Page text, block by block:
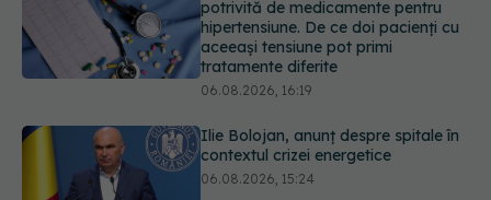
06.08.2026, 16:19
Ilie Bolojan, anunț despre spitale în
contextul crizei energetice
06.08.2026, 15:24
EXCLUSIV Cum schimbă